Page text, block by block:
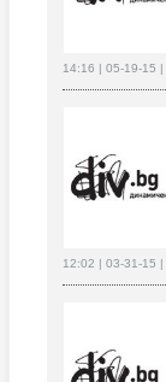
14:16 | 05-19-15 |
12:02 | 03-31-15 |